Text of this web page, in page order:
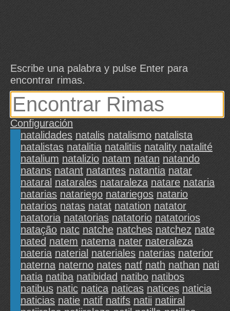
Escribe una palabra y pulse Enter para
encontrar rimas.
Configuración
natalidades natalis natalismo natalista
natalistas natalitia natalitiis natality natalité
natalium natalizio natam natan natando
natans natant natantes natantia natar
nataral natarales nataraleza natare nataria
natarias natariego natariegos natario
natarios natas natat natation natator
natatoria natatorias natatorio natatorios
natação natc natche natches natchez nate
nated natem natema nater nateraleza
nateria naterial nateriales naterias naterior
naterna naterno nates natf nath nathan nati
natia natiba natibidad natibo natibos
natibus natic natica naticas natices naticia
naticias natie natif natifs natii natiiral